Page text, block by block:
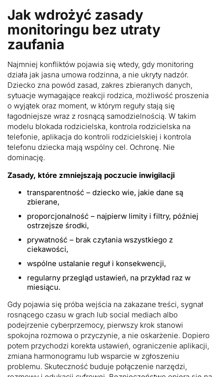
Jak wdrożyć zasady
monitoringu bez utraty
zaufania
Najmniej konfliktów pojawia się wtedy, gdy monitoring
działa jak jasna umowa rodzinna, a nie ukryty nadzór.
Dziecko zna powód zasad, zakres zbieranych danych,
sytuacje wymagające reakcji rodzica, możliwość proszenia
o wyjątek oraz moment, w którym reguły stają się
łagodniejsze wraz z rosnącą samodzielnością. W takim
modelu blokada rodzicielska, kontrola rodzicielska na
telefonie, aplikacja do kontroli rodzicielskiej i kontrola
telefonu dziecka mają wspólny cel. Ochronę. Nie
dominację.
Zasady, które zmniejszają poczucie inwigilacji
transparentność – dziecko wie, jakie dane są
zbierane,
proporcjonalność – najpierw limity i filtry, później
ostrzejsze środki,
prywatność – brak czytania wszystkiego z
ciekawości,
wspólne ustalanie reguł i konsekwencji,
regularny przegląd ustawień, na przykład raz w
miesiącu.
Gdy pojawia się próba wejścia na zakazane treści, sygnał
rosnącego czasu w grach lub social mediach albo
podejrzenie cyberprzemocy, pierwszy krok stanowi
spokojna rozmowa o przyczynie, a nie oskarżenie. Dopiero
potem przychodzi korekta ustawień, ograniczenie aplikacji,
zmiana harmonogramu lub wsparcie w zgłoszeniu
problemu. Skuteczność buduje połączenie narzędzi,